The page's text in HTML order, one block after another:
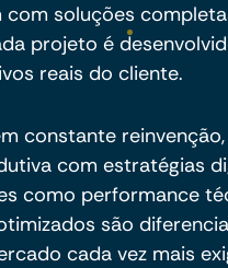
com soluções
projeto é
reais do cliente.
constante
com estratégias
como performance
são
cada vez mais